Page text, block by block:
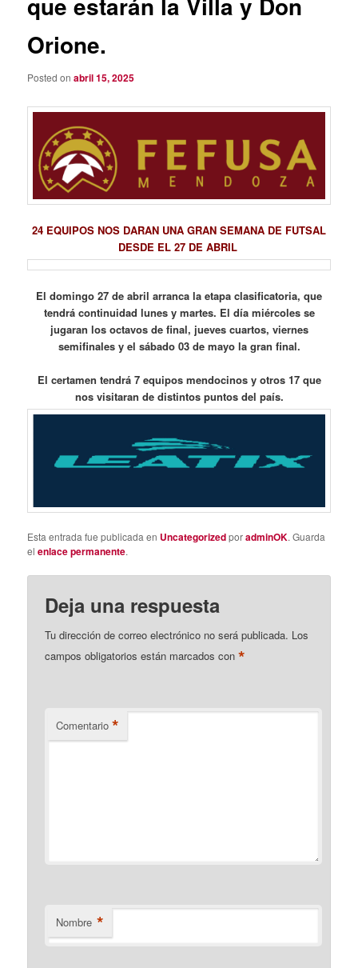
Orione.
Posted onabril 15, 2025
24 EQUIPOS NOS DARAN UNA GRAN SEMANA DE FUTSAL
DESDE EL 27 DE ABRIL
El domingo 27 de abril arranca la etapa clasificatoria, que
tendrá continuidad lunes y martes. El día miércoles se
jugaran los octavos de final, jueves cuartos, viernes
semifinales y el sábado 03 de mayo la gran final.
El certamen tendrá 7 equipos mendocinos y otros 17 que
nos visitaran de distintos puntos del país.
Esta entrada fue publicada en UncategorizedporadminOK. Guarda
elenlace permanente.
Deja una respuesta
Tu dirección de correo electrónico no será publicada. Los
campos obligatorios están marcados con*
Comentario *
Nombre *